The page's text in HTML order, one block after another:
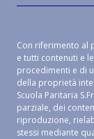
Con riferimento al
e tutti contenuti e
procedimenti e di
della proprietà
Scuola Paritaria
parziale, dei
riproduzione,
stessi mediante